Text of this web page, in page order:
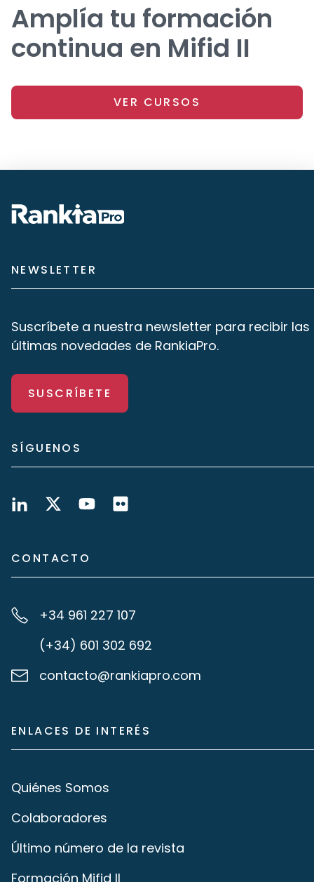
Amplía tu formación
continua en Mifid II
VER CURSOS
NEWSLETTER
Suscríbete a nuestra newsletter para recibir las
últimas novedades de RankiaPro.
SUSCRÍBETE
SÍGUENOS
CONTACTO
+34 961 227 107
(+34) 601 302 692
contacto@rankiapro.com
ENLACES DE INTERÉS
Quiénes Somos
Colaboradores
Último número de la revista
Formación Mifid II